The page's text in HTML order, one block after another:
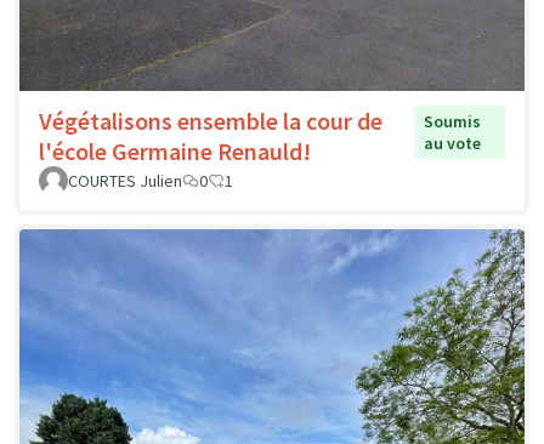
Végétalisons ensemble la cour de
l'école Germaine Renauld!
Soumis
au vote
COURTES Julien
0 1